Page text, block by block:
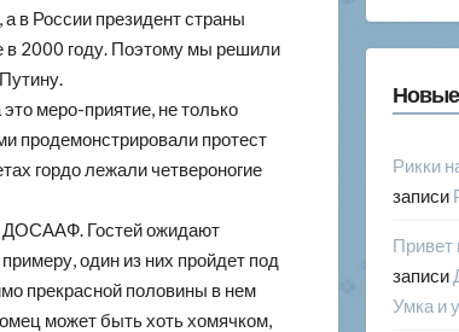
в России президент страны
в 2000 году. Поэтому мы решили
меро-приятие, не только
продемонстрировали протест
гордо лежали четвероногие
ДОСААФ. Гостей ожидают
один из них пройдет под
прекрасной половины в нем
может быть хоть хомячком,
Рикки
записи
записи
Умка и